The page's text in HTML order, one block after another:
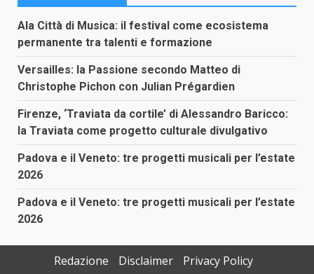
Ala Città di Musica: il festival come ecosistema
permanente tra talenti e formazione
Versailles: la Passione secondo Matteo di
Christophe Pichon con Julian Prégardien
Firenze, ‘Traviata da cortile’ di Alessandro Baricco:
la Traviata come progetto culturale divulgativo
Padova e il Veneto: tre progetti musicali per l’estate
2026
Padova e il Veneto: tre progetti musicali per l’estate
2026
Redazione Disclaimer Privacy Policy